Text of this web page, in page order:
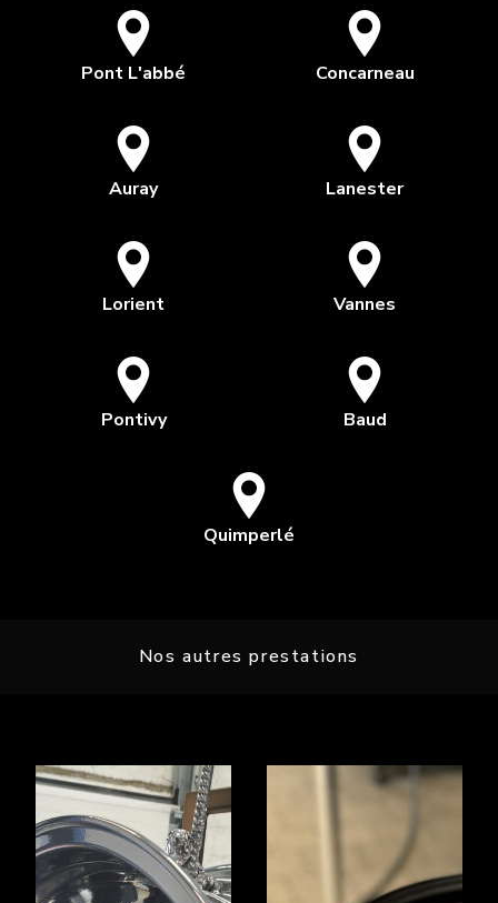
Pont L'abbé Concarneau
Auray Lanester
Lorient Vannes
Pontivy Baud
Quimperlé
Nos autres prestations